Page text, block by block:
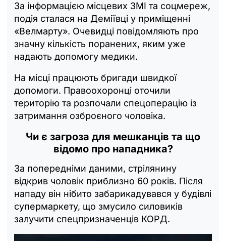
За інформацією місцевих ЗМІ та соцмереж,
подія сталася на Деміївці у приміщенні
«Велмарту». Очевидці повідомляють про
значну кількість поранених, яким уже
надають допомогу медики.
На місці працюють бригади швидкої
допомоги. Правоохоронці оточили
територію та розпочали спецоперацію із
затримання озброєного чоловіка.
Чи є загроза для мешканців та що
відомо про нападника?
За попередніми даними, стрілянину
відкрив чоловік приблизно 60 років. Після
нападу він нібито забарикадувався у будівлі
супермаркету, що змусило силовиків
залучити спецпризначенців КОРД.